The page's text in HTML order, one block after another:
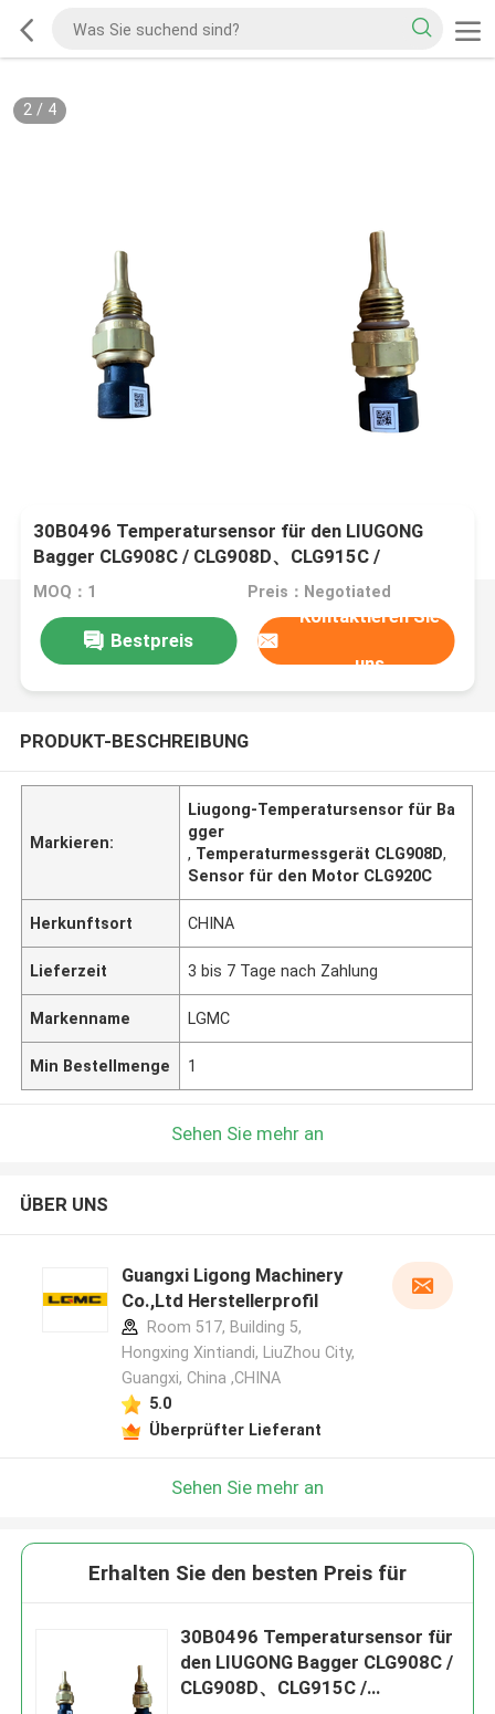
2/ 4
30B0496 Temperatursensor für den LIUGONG
Bagger CLG908C / CLG908D、CLG915C /
CLG915D、CLG920C / CLG920D、CLG936D
MOQ：1 Preis：Negotiated
Bestpreis
Kontaktieren Sie
uns
PRODUKT-BESCHREIBUNG
Markieren:
Liugong-Temperatursensor für Ba
gger
, Temperaturmessgerät CLG908D,
Sensor für den Motor CLG920C
Herkunftsort CHINA
Lieferzeit 3 bis 7 Tage nach Zahlung
Markenname LGMC
Min Bestellmenge 1
Sehen Sie mehr an
ÜBER UNS
Guangxi Ligong Machinery
Co.,Ltd Herstellerprofil
Room 517, Building 5,
Hongxing Xintiandi, LiuZhou City,
Guangxi, China ,CHINA
5.0
Überprüfter Lieferant
Sehen Sie mehr an
Erhalten Sie den besten Preis für
30B0496 Temperatursensor für
den LIUGONG Bagger CLG908C /
CLG908D、CLG915C /